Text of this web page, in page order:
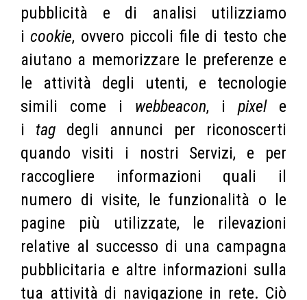
pubblicità e di analisi utilizziamo
icookie, ovvero piccoli file di testo che
aiutano a memorizzare le preferenze e
le attività degli utenti, e tecnologie
simili come i webbeacon, i pixele
i tag degli annunci per riconoscerti
quando visiti i nostri Servizi, e per
raccogliere informazioni quali il
numero di visite, le funzionalità o le
pagine più utilizzate, le rilevazioni
relative al successo di una campagna
pubblicitaria e altre informazioni sulla
tua attività di navigazione in rete. Ciò